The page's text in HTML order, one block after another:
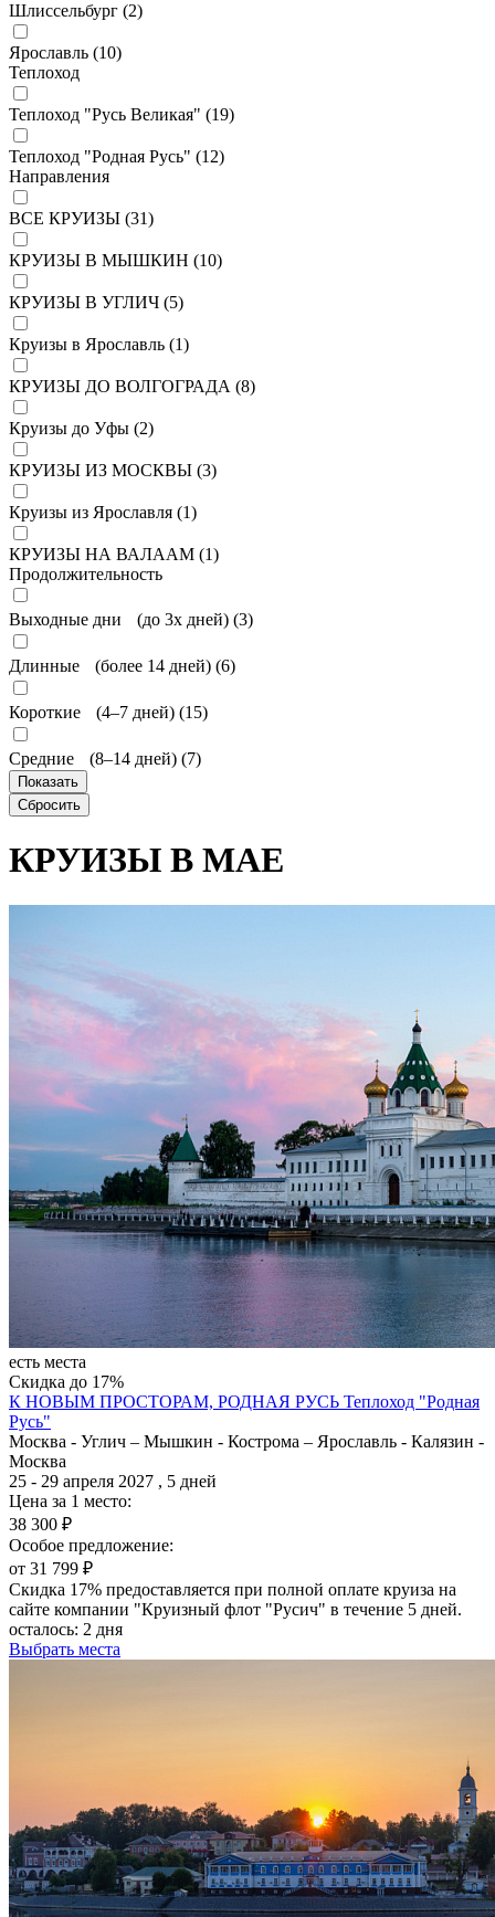
Шлиссельбург (2)
Ярославль (10)
Теплоход
Теплоход "Русь Великая" (19)
Теплоход "Родная Русь" (12)
Направления
ВСЕ КРУИЗЫ (31)
КРУИЗЫ В МЫШКИН (10)
КРУИЗЫ В УГЛИЧ (5)
Круизы в Ярославль (1)
КРУИЗЫ ДО ВОЛГОГРАДА (8)
Круизы до Уфы (2)
КРУИЗЫ ИЗ МОСКВЫ (3)
Круизы из Ярославля (1)
КРУИЗЫ НА ВАЛААМ (1)
Продолжительность
Выходные дни (до 3х дней) (3)
Длинные (более 14 дней) (6)
Короткие (4–7 дней) (15)
Средние (8–14 дней) (7)
КРУИЗЫ В МАЕ
есть места
Скидка до 17%
К НОВЫМ ПРОСТОРАМ, РОДНАЯ РУСЬ Теплоход "Родная
Русь"
Москва - Углич – Мышкин - Кострома – Ярославль - Калязин -
Москва
25 - 29 апреля 2027 , 5 дней
Цена за 1 место:
38 300 ₽
Особое предложение:
от 31 799 ₽
Скидка 17% предоставляется при полной оплате круиза на
сайте компании "Круизный флот "Русич" в течение 5 дней.
осталось: 2 дня
Выбрать места